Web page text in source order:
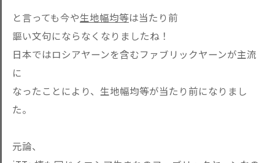
と言っても今や生地幅均等は当たり前
謳い文句にならなくなりましたね！
日本ではロシアヤーンを含むファブリックヤーンが主流
に
なったことにより、生地幅均等が当たり前になりまし
た。
元論、